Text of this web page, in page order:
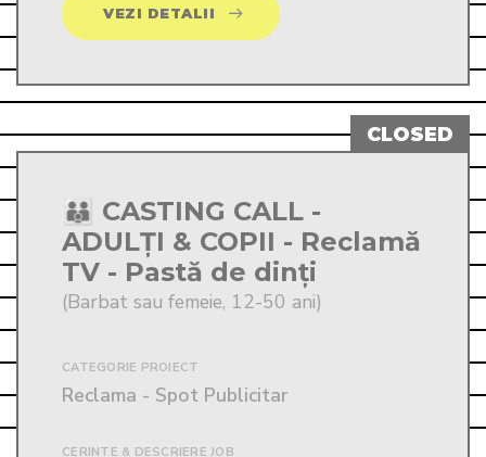
VEZI DETALII
👪 CASTING CALL -
ADULȚI & COPII - Reclamă
TV - Pastă de dinți
(Barbat sau femeie, 12-50 ani)
CATEGORIE PROIECT
Reclama - Spot Publicitar
CERINTE & DESCRIERE JOB